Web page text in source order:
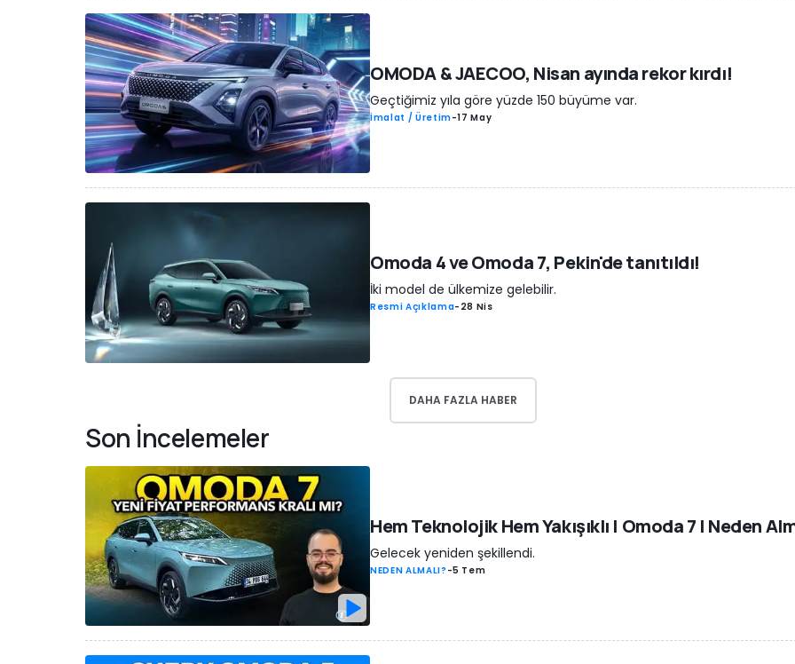
OMODA & JAECOO, Nisan ayında rekor kırdı!
Geçtiğimiz yıla göre yüzde 150 büyüme var.
İmalat / Üretim-17 May
Omoda 4 ve Omoda 7, Pekin'de tanıtıldı!
İki model de ülkemize gelebilir.
Resmi Açıklama- 28 Nis
DAHA FAZLA HABER
Son İncelemeler
Hem Teknolojik Hem Yakışıklı | Omoda 7 | Neden
Gelecek yeniden şekillendi.
NEDEN ALMALI? -5 Tem